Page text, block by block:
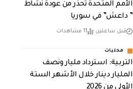
الأمم المتحدة تحذر من عودة نشاط
” داعش” في سوريا
قبل ساعتين 11 مشاهدات
محليات
التربية: استرداد مليار ونصف
المليار دينار خلال الأشهر الستة